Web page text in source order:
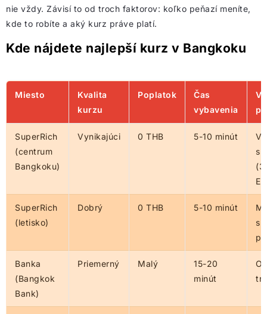
nie vždy. Závisí to od troch faktorov: koľko peňazí meníte,
kde to robíte a aký kurz práve platí.
Kde nájdete najlepší kurz v Bangkoku
Miesto
Kvalita
kurzu
Poplatok
Čas
vybavenia
SuperRich
(centrum
Bangkoku)
Vynikajúci 0 THB 5-10 minút
SuperRich
(letisko)
Dobrý 0 THB 5-10 minút
Banka
(Bangkok
Bank)
Priemerný Malý
15-20
minút